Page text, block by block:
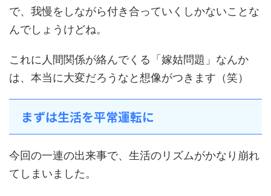
で、我慢をしながら付き合っていくしかないことな
んでしょうけどね。
これに人間関係が絡んでくる「嫁姑問題」なんか
は、本当に大変だろうなと想像がつきます（笑）
まずは生活を平常運転に
今回の一連の出来事で、生活のリズムがかなり崩れ
てしまいました。